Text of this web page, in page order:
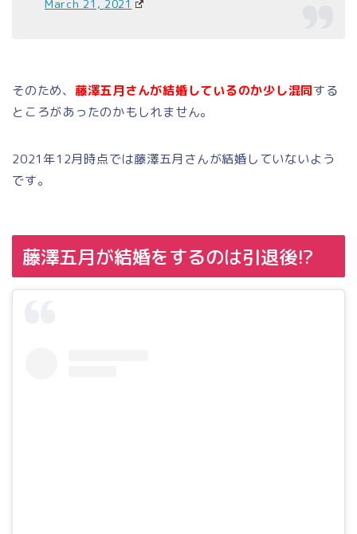
March 21, 2021
そのため、 藤澤五月さんが結婚しているのか少し混同する
ところがあったのかもしれません。
2021年12月時点では藤澤五月さんが結婚していないよう
です。
藤澤五月が結婚をするのは引退後!?